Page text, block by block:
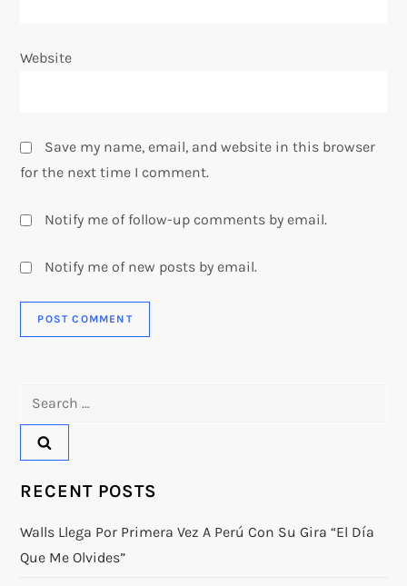
Website
Save my name, email, and website in this browser
for the next time I comment.
Notify me of follow-up comments by email.
Notify me of new posts by email.
RECENT POSTS
Walls Llega Por Primera Vez A Perú Con Su Gira “El Día
Que Me Olvides”